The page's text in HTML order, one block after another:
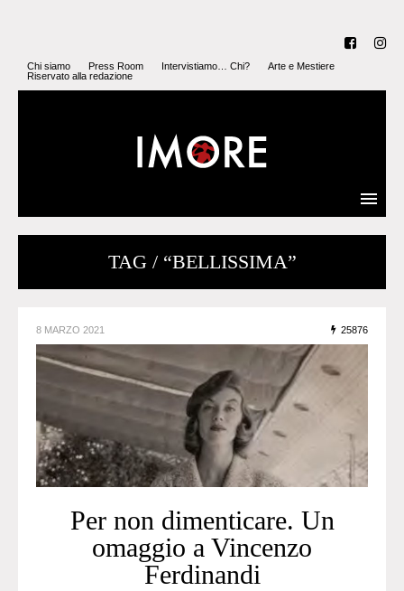
Chi siamo Press Room Intervistiamo… Chi?
Arte e Mestiere
Riservato alla redazione
TAG / “BELLISSIMA”
8 MARZO 2021 25876
Per non dimenticare. Un
omaggio a Vincenzo
Ferdinandi